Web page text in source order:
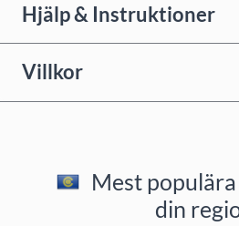
Hjälp & Instruktioner
Villkor
Mest
din